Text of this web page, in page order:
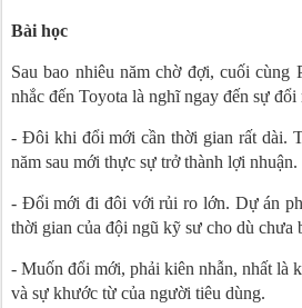
Bài học
Sau bao nhiêu năm chờ đợi, cuối
nhắc đến Toyota là nghĩ ngay đến sự đổi
- Đôi khi đổi mới cần thời gian rất dài.
năm sau mới thực sự trở thành lợi nhuận.
- Đổi mới đi đôi với rủi ro lớn. Dự án
thời gian của đội ngũ kỹ sư cho dù chưa
- Muốn đổi mới, phải kiên nhẫn, nhất là
và sự khước từ của người tiêu dùng.